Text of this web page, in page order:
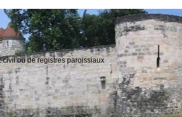
civil ou de registres paroissiaux